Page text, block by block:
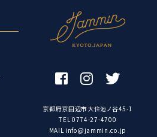
京都府京田辺市大住池ノ谷45-1
TEL 0774-27-4700
MAIL info@jammin.co.jp